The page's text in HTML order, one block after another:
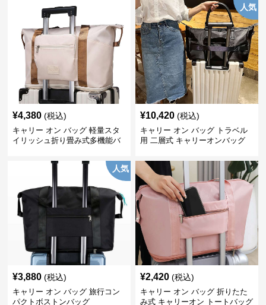
¥4,380 (税込)
キャリー オン バッグ 軽量スタ
イリッシュ折り畳み式多機能バ
人気
¥10,420 (税込)
キャリー オン バッグ トラベル
用 二層式 キャリーオンバッグ
人気
¥3,880 (税込)
キャリー オン バッグ 旅行コン
パクトボストンバッグ
¥2,420 (税込)
キャリー オン バッグ 折りたた
み式 キャリーオン トートバッグ